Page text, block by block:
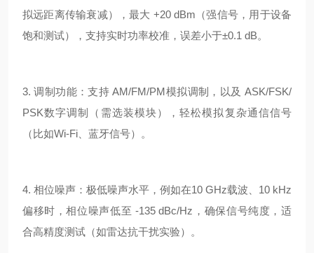
拟远距离传输衰减），最大 +20 dBm（强信号，用于设备
饱和测试），支持实时功率校准，误差小于±0.1 dB。
3. 调制功能：支持 AM/FM/PM模拟调制，以及 ASK/FSK/
PSK数字调制（需选装模块），轻松模拟复杂通信信号
（比如Wi-Fi、蓝牙信号）。
4. 相位噪声：极低噪声水平，例如在10 GHz载波、10 kHz
偏移时，相位噪声低至 -135 dBc/Hz，确保信号纯度，适
合高精度测试（如雷达抗干扰实验）。